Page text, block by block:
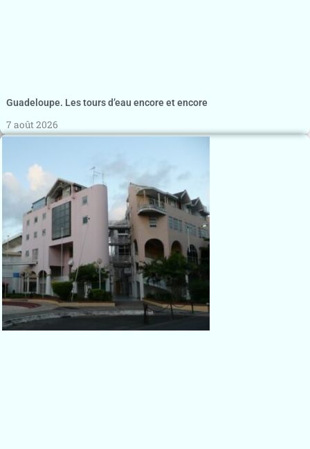
Guadeloupe. Les tours d’eau encore et encore
7 août 2026